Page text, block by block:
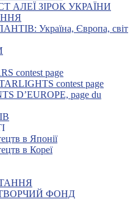
АЛЕЇ ЗІРОК УКРАЇНИ
Україна, Європа, світ
contest page
contest page
D’EUROPE, page du
в Японії
в Кореї
ФОНД